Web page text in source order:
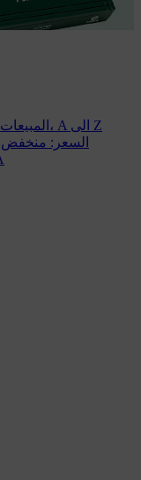
الإسم، A الى Z
السعر: منخفض